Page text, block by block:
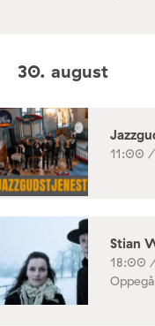
30. august
11:00 /
Stian
18:00